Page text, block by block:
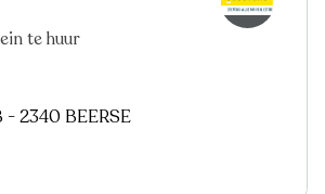
te huur
- 2340 BEERSE